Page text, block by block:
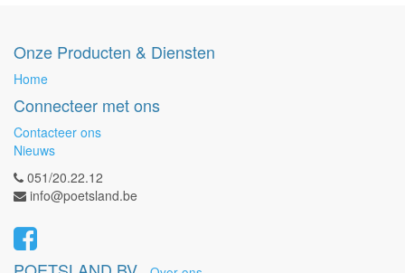
Onze Producten & Diensten
Home
Connecteer met ons
Contacteer ons
Nieuws
051/20.22.12
info@poetsland.be